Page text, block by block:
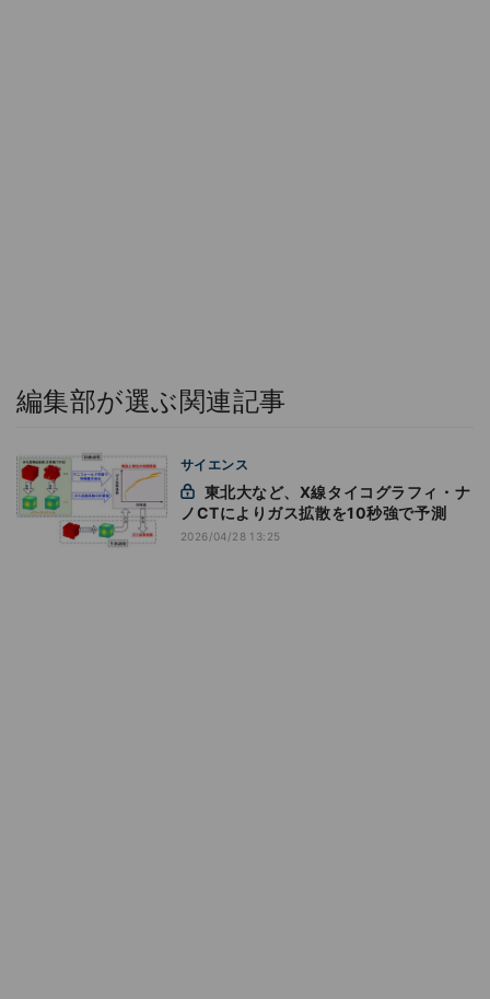
編集部が選ぶ関連記事
サイエンス
ノCTによりガス拡散を10秒強で予測
2026/04/28 13:25